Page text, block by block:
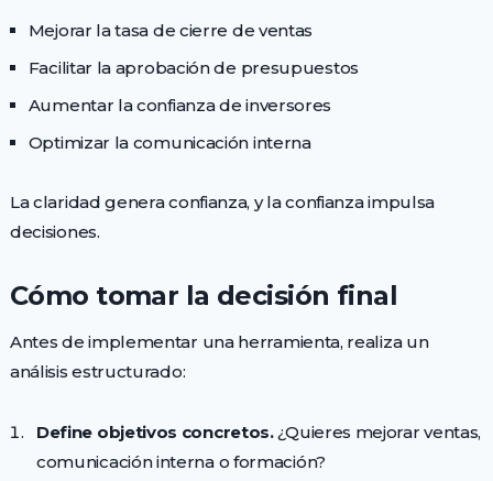
Mejorar la tasa de cierre de ventas
Facilitar la aprobación de presupuestos
Aumentar la confianza de inversores
Optimizar la comunicación interna
La claridad genera confianza, y la confianza impulsa
decisiones.
Cómo tomar la decisión final
Antes de implementar una herramienta, realiza un
análisis estructurado:
Define objetivos concretos.¿Quieres mejorar ventas,
comunicación interna o formación?